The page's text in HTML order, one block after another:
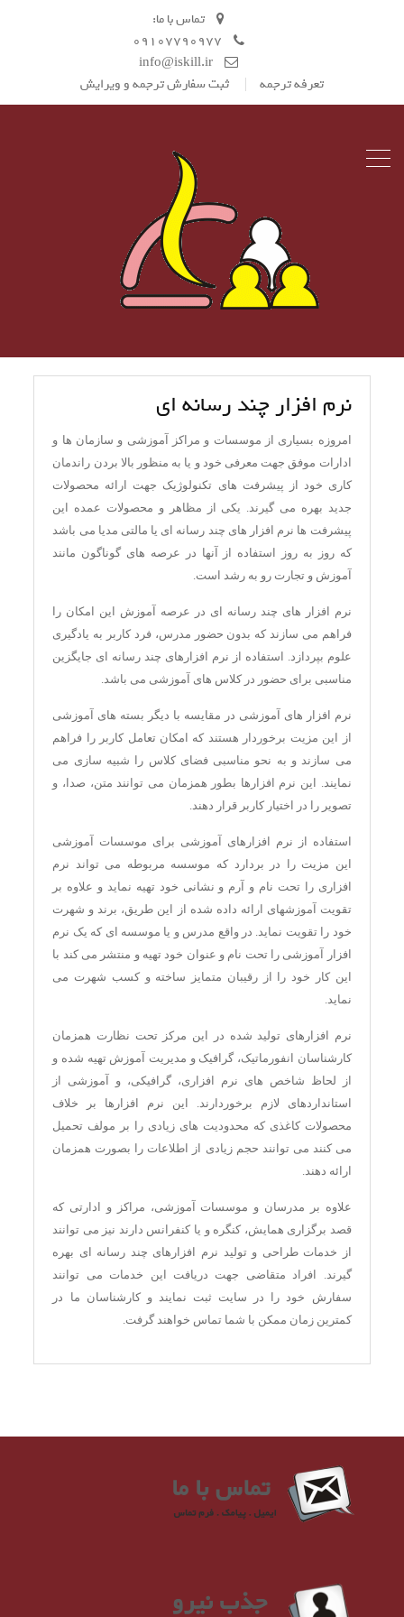
تماس با ما:
تعرفه ترجمه
ثبت سفارش ترجمه و ویرایش
نرم افزار چند رسانه ای
امروزه بسیاری از موسسات و مراکز آموزشی و سازمان ها و
ادارات موفق جهت معرفی خود و یا به منظور بالا بردن راندمان
کاری خود از پیشرفت های تکنولوژیک جهت ارائه محصولات
جدید بهره می گیرند. یکی از مظاهر و محصولات عمده این
پیشرفت ها نرم افزار های چند رسانه ای یا مالتی مدیا می باشد
که روز به روز استفاده از آنها در عرصه های گوناگون مانند
آموزش و تجارت رو به رشد است.
نرم افزار های چند رسانه ای در عرصه آموزش این امکان را
فراهم می سازند که بدون حضور مدرس، فرد کاربر به یادگیری
علوم بپردازد. استفاده از نرم افزارهای چند رسانه ای جایگزین
مناسبی برای حضور در کلاس های آموزشی می باشد.
نرم افزار های آموزشی در مقایسه با دیگر بسته های آموزشی
از این مزیت برخوردار هستند که امکان تعامل کاربر را فراهم
می سازند و به نحو مناسبی فضای کلاس را شبیه سازی می
نمایند. این نرم افزارها بطور همزمان می توانند متن، صدا، و
تصویر را در اختیار کاربر قرار دهند.
استفاده از نرم افزارهای آموزشی برای موسسات آموزشی
این مزیت را در بردارد که موسسه مربوطه می تواند نرم
افزاری را تحت نام و آرم و نشانی خود تهیه نماید و علاوه بر
تقویت آموزشهای ارائه داده شده از این طریق، برند و شهرت
خود را تقویت نماید. در واقع مدرس و یا موسسه ای که یک نرم
افزار آموزشی را تحت نام و عنوان خود تهیه و منتشر می کند با
این کار خود را از رقیبان متمایز ساخته و کسب شهرت می
نماید.
نرم افزارهای تولید شده در این مرکز تحت نظارت همزمان
کارشناسان انفورماتیک، گرافیک و مدیریت آموزش تهیه شده و
از لحاظ شاخص های نرم افزاری، گرافیکی، و آموزشی از
استانداردهای لازم برخوردارند. این نرم افزارها بر خلاف
محصولات کاغذی که محدودیت های زیادی را بر مولف تحمیل
می کنند می توانند حجم زیادی از اطلاعات را بصورت همزمان
ارائه دهند.
علاوه بر مدرسان و موسسات آموزشی، مراکز و ادارتی که
قصد برگزاری همایش، کنگره و یا کنفرانس دارند نیز می توانند
از خدمات طراحی و تولید نرم افزارهای چند رسانه ای بهره
گیرند. افراد متقاضی جهت دریافت این خدمات می توانند
سفارش خود را در سایت ثبت نمایند و کارشناسان ما در
کمترین زمان ممکن با شما تماس خواهند گرفت.